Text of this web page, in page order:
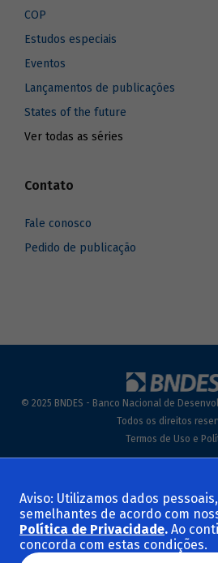
COP
Estudos especiais
Eventos
Lançamentos de publicações
States of the future
Ver todas as séries
Contato
Fale conosco
Pedido de publicação
© 2025 BNDES - Banco Nacional de
Todos os direitos
Termos de Uso e
Aviso: Utilizamos dados
semelhantes de acordo com
Política de Privacidade. Ao
concorda com estas condições.